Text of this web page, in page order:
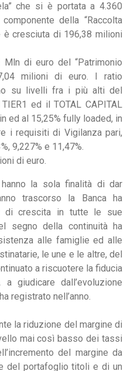
che si è portata a 4.360
della “Raccolta
è cresciuta di 196,38 milioni
di euro del “Patrimonio
milioni di euro. I ratio
su livelli fra i più alti del
ed il TOTAL CAPITAL
ed al 15,25% fully loaded, in
i requisiti di Vigilanza pari,
9,227% e 11,47%.
di euro.
la sola finalità di dar
trascorso la Banca ha
di crescita in tutte le sue
segno della continuità ha
alle famiglie ed alle
le une e le altre, del
a riscuotere la fiducia
giudicare dall’evoluzione
registrato nell’anno.
la riduzione del margine di
mai così basso dei tassi
del margine da
del portafoglio titoli e di un